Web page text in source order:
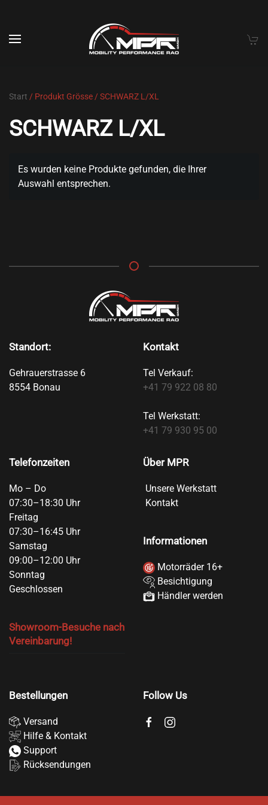
Skip to main content
Start / Produkt Grösse / SCHWARZ L/XL
SCHWARZ L/XL
Es wurden keine Produkte gefunden, die Ihrer
Auswahl entsprechen.
Standort:
Gehrauerstrasse 6
8554 Bonau
Kontakt
Tel Verkauf:
+41 79 922 08 80
Tel Werkstatt:
+41 79 930 95 00
Telefonzeiten
Mo – Do
07:30–18:30 Uhr
Freitag
07:30–16:45 Uhr
Samstag
09:00–12:00 Uhr
Sonntag
Geschlossen
Showroom-Besuche nach
Vereinbarung!
Über MPR
Unsere Werkstatt
Kontakt
Informationen
Motorräder 16+
Besichtigung
Händler werden
Bestellungen
Versand
Hilfe & Kontakt
Support
Rücksendungen
Follow Us